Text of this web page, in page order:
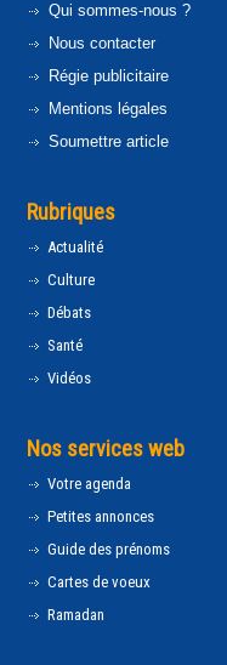
Qui sommes-nous ?
Nous contacter
Régie publicitaire
Mentions légales
Soumettre article
Rubriques
Actualité
Culture
Débats
Santé
Vidéos
Nos services web
Votre agenda
Petites annonces
Guide des prénoms
Cartes de voeux
Ramadan